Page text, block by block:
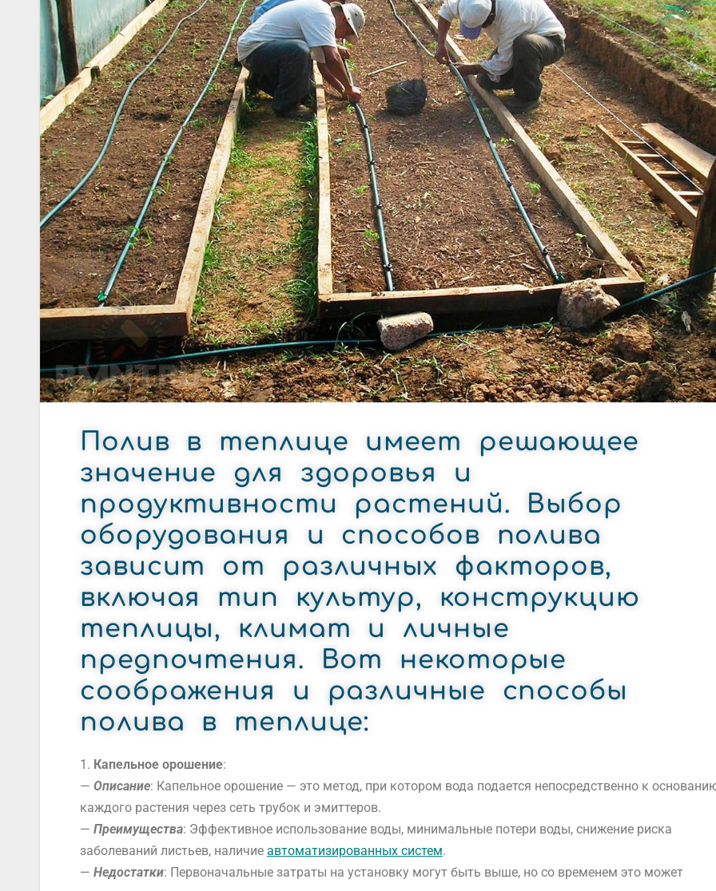
Полив в теплице имеет решающее
значение для здоровья и
продуктивности растений. Выбор
оборудования и способов полива
зависит от различных факторов,
включая тип культур, конструкцию
теплицы, климат и личные
предпочтения. Вот некоторые
соображения и различные способы
полива в теплице:
1. Капельное орошение:
— Описание: Капельное орошение — это метод, при котором вода подается непосредственно к
каждого растения через сеть трубок и эмиттеров.
— Преимущества: Эффективное использование воды, минимальные потери воды, снижение риска
заболеваний листьев, наличие автоматизированных систем.
— Недостатки: Первоначальные затраты на установку могут быть выше, но со временем это может